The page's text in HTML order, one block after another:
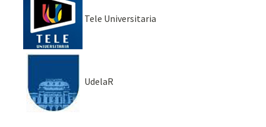
Tele Universitaria
UdelaR